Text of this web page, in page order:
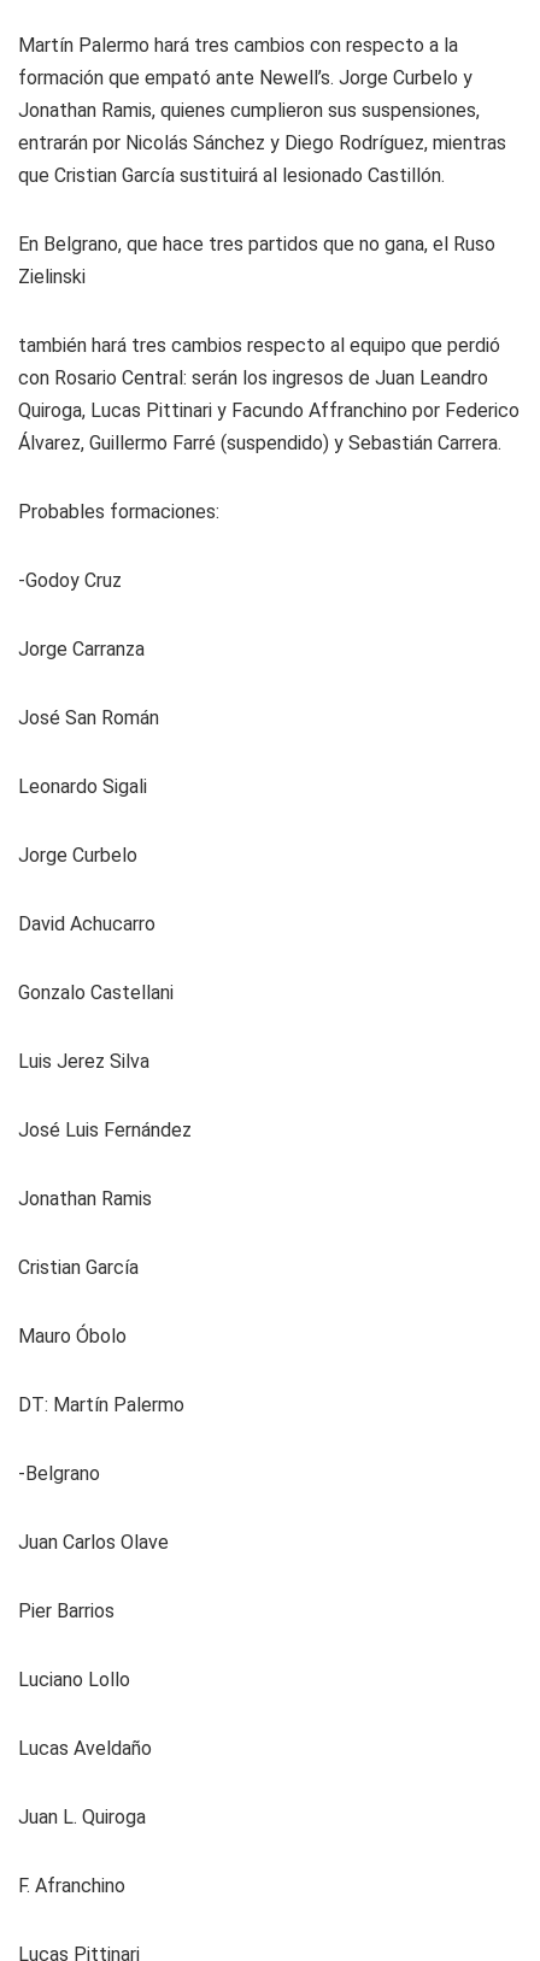
Martín Palermo hará tres cambios con respecto a la
formación que empató ante Newell’s. Jorge Curbelo y
Jonathan Ramis, quienes cumplieron sus suspensiones,
entrarán por Nicolás Sánchez y Diego Rodríguez, mientras
que Cristian García sustituirá al lesionado Castillón.
En Belgrano, que hace tres partidos que no gana, el Ruso
Zielinski
también hará tres cambios respecto al equipo que perdió
con Rosario Central: serán los ingresos de Juan Leandro
Quiroga, Lucas Pittinari y Facundo Affranchino por Federico
Álvarez, Guillermo Farré (suspendido) y Sebastián Carrera.
Probables formaciones:
-Godoy Cruz
Jorge Carranza
José San Román
Leonardo Sigali
Jorge Curbelo
David Achucarro
Gonzalo Castellani
Luis Jerez Silva
José Luis Fernández
Jonathan Ramis
Cristian García
Mauro Óbolo
DT: Martín Palermo
-Belgrano
Juan Carlos Olave
Pier Barrios
Luciano Lollo
Lucas Aveldaño
Juan L. Quiroga
F. Afranchino
Lucas Pittinari